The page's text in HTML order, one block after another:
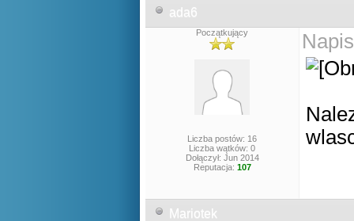
ada6
Początkujący
Liczba postów: 16
Liczba wątków: 0
Dołączył: Jun 2014
Reputacja: 107
Mariotek